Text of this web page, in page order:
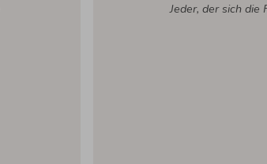
Jeder, der sich die